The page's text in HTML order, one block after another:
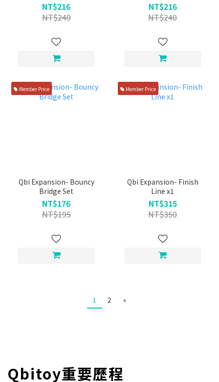
NT$216
NT$240
NT$216
NT$240
Member Price
Qbi Expansion- Bouncy
Bridge Set
NT$176
NT$195
Member Price
Qbi Expansion- Finish
Line x1
NT$315
NT$350
1 2 »
Qbitoy重要歷程